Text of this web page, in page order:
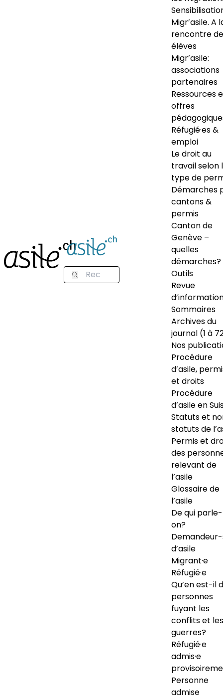
Migr’asile. A
rencontre
élèves
Migr’asile:
associations
partenaires
Ressources
offres
Réfugié·es &
emploi
Le droit au
travail selon
type de
Démarches
cantons &
permis
Canton de
Genève –
quelles
démarches?
Outils
Revue
Sommaires
Archives du
journal (1 à
Nos
Procédure
d’asile,
et droits
Procédure
d’asile en
Statuts et
statuts de
Permis et
des
relevant de
l’asile
Glossaire de
l’asile
De qui
on?
d’asile
Migrant·e
Réfugié·e
Qu’en est-il
personnes
fuyant les
conflits et les
guerres?
Réfugié·e
admis·e
Personne
admise